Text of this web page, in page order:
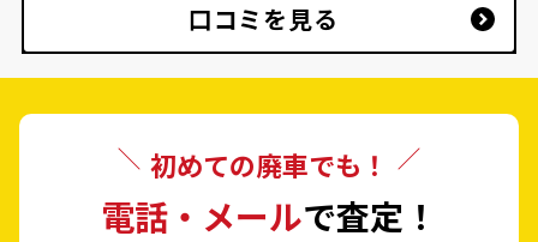
口コミを見る
初めての廃車でも！
電話・メールで査定！